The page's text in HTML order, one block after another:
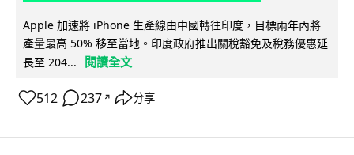
Apple 加速將 iPhone 生產線由中國轉往印度，目標兩年內將
產量最高 50% 移至當地。印度政府推出關稅豁免及稅務優惠延
長至 204...
閱讀全文
512 237 ↗ 分享